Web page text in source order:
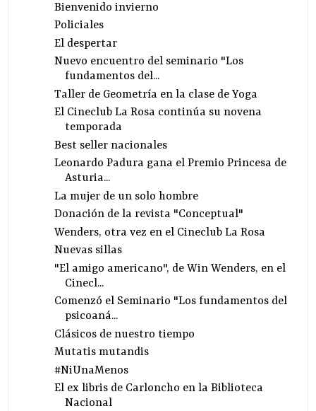
Bienvenido invierno
Policiales
El despertar
Nuevo encuentro del seminario "Los
fundamentos del...
Taller de Geometría en la clase de Yoga
El Cineclub La Rosa continúa su novena
temporada
Best seller nacionales
Leonardo Padura gana el Premio Princesa de
Asturia...
La mujer de un solo hombre
Donación de la revista "Conceptual"
Wenders, otra vez en el Cineclub La Rosa
Nuevas sillas
"El amigo americano", de Win Wenders, en el
Cinecl...
Comenzó el Seminario "Los fundamentos del
psicoaná...
Clásicos de nuestro tiempo
Mutatis mutandis
#NiUnaMenos
El ex libris de Carloncho en la Biblioteca
Nacional